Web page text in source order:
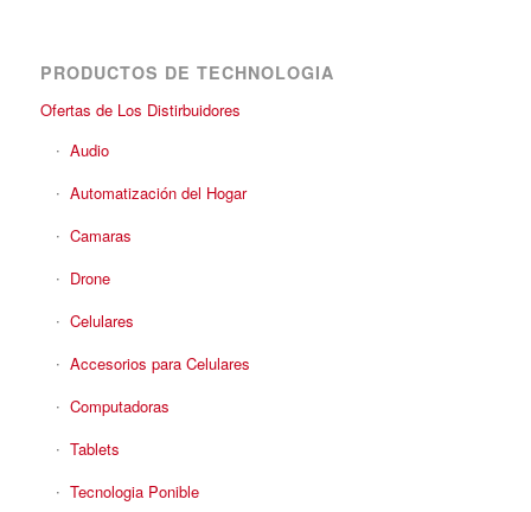
PRODUCTOS DE TECHNOLOGIA
Ofertas de Los Distirbuidores
Audio
Automatización del Hogar
Camaras
Drone
Celulares
Accesorios para Celulares
Computadoras
Tablets
Tecnologia Ponible